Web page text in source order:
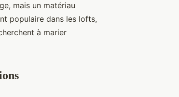
mais un matériau
populaire dans les lofts,
à marier